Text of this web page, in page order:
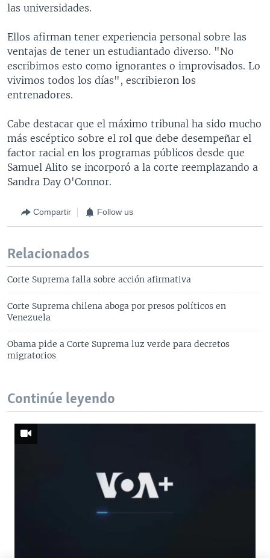
las universidades.
Ellos afirman tener experiencia personal sobre las
ventajas de tener un estudiantado diverso. "No
escribimos esto como ignorantes o improvisados. Lo
vivimos todos los días", escribieron los
entrenadores.
Cabe destacar que el máximo tribunal ha sido mucho
más escéptico sobre el rol que debe desempeñar el
factor racial en los programas públicos desde que
Samuel Alito se incorporó a la corte reemplazando a
Sandra Day O'Connor.
Compartir Follow us
Relacionados
Corte Suprema falla sobre acción afirmativa
Corte Suprema chilena aboga por presos políticos en
Venezuela
Obama pide a Corte Suprema luz verde para decretos
migratorios
Continúe leyendo